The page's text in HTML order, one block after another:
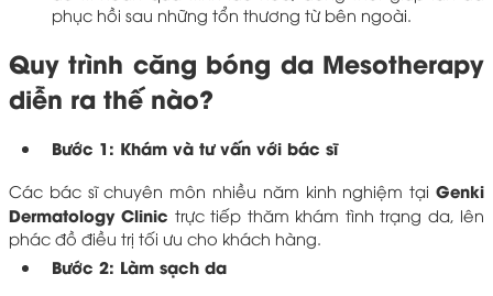
phục hồi sau những tổn thương từ bên ngoài.
Quy trình căng bóng da Mesotherapy
diễn ra thế nào?
Bước 1: Khám và tư vấn với bác sĩ
Các bác sĩ chuyên môn nhiều năm kinh nghiệm tại Genki
Dermatology Clinic trực tiếp thăm khám tình trạng da, lên
phác đồ điều trị tối ưu cho khách hàng.
Bước 2: Làm sạch da